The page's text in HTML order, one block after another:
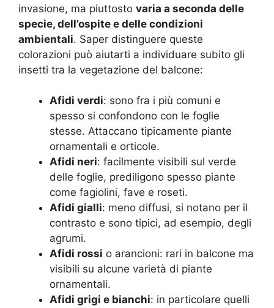
invasione, ma piuttosto varia a seconda delle
specie, dell’ospite e delle condizioni
ambientali. Saper distinguere queste
colorazioni può aiutarti a individuare subito gli
insetti tra la vegetazione del balcone:
Afidi verdi: sono fra i più comuni e
spesso si confondono con le foglie
stesse. Attaccano tipicamente piante
ornamentali e orticole.
Afidi neri: facilmente visibili sul verde
delle foglie, prediligono spesso piante
come fagiolini, fave e roseti.
Afidi gialli: meno diffusi, si notano per il
contrasto e sono tipici, ad esempio, degli
agrumi.
Afidi rossi o arancioni: rari in balcone ma
visibili su alcune varietà di piante
ornamentali.
Afidi grigi e bianchi: in particolare quelli